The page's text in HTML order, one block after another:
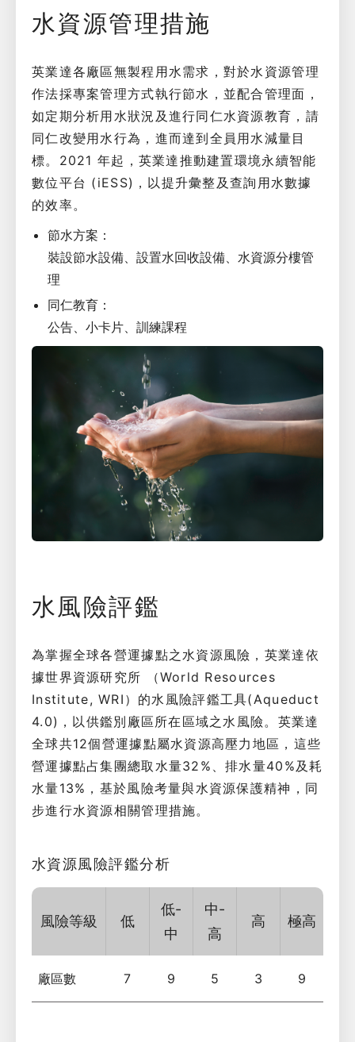
水資源管理措施
英業達各廠區無製程用水需求，對於水資源管理
作法採專案管理方式執行節水，並配合管理面，
如定期分析用水狀況及進行同仁水資源教育，請
同仁改變用水行為，進而達到全員用水減量目
標。2021 年起，英業達推動建置環境永續智能
數位平台 (iESS)，以提升彙整及查詢用水數據
的效率。
節水方案：
裝設節水設備、設置水回收設備、水資源分樓管
理
同仁教育：
公告、小卡片、訓練課程
水風險評鑑
為掌握全球各營運據點之水資源風險，英業達依
據世界資源研究所 （World Resources
Institute, WRI）的水風險評鑑工具(Aqueduct
4.0)，以供鑑別廠區所在區域之水風險。英業達
全球共12個營運據點屬水資源高壓力地區，這些
營運據點占集團總取水量32%、排水量40%及耗
水量13%，基於風險考量與水資源保護精神，同
步進行水資源相關管理措施。
水資源風險評鑑分析
風險等級 低
低-
中
中-
高
高 極高
廠區數 7 9 5 3 9